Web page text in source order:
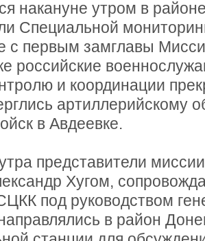
накануне утром в
Специальной
с первым замглавы
российские
и координации
артиллерийскому
в Авдеевке.
представители
Хугом,
под руководством
в район